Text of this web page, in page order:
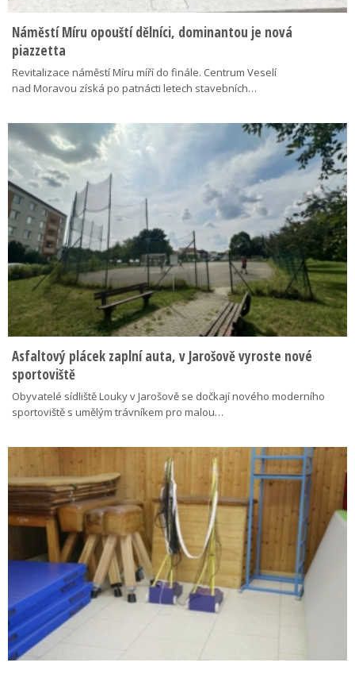
Náměstí Míru opouští dělníci, dominantou je nová
piazzetta
Revitalizace náměstí Míru míří do finále. Centrum Veselí
nad Moravou získá po patnácti letech stavebních…
Asfaltový plácek zaplní auta, v Jarošově vyroste nové
sportoviště
Obyvatelé sídliště Louky v Jarošově se dočkají nového moderního
sportoviště s umělým trávníkem pro malou…